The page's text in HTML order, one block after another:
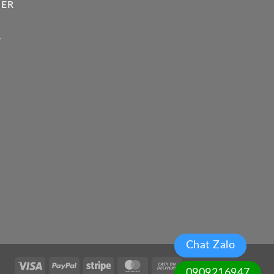
Visa PayPal Stripe MasterCardCash
Chat Zalo